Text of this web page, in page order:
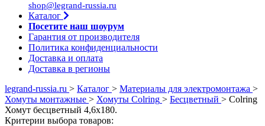
shop@legrand-russia.ru
Каталог
Посетите наш шоурум
Гарантия от производителя
Политика конфиденциальности
Доставка и оплата
Доставка в регионы
legrand-russia.ru > Каталог > Материалы для электромонтажа >
Хомуты монтажные > Хомуты Colring > Бесцветный > Colring
Хомут бесцветный 4,6х180.
Критерии выбора товаров: